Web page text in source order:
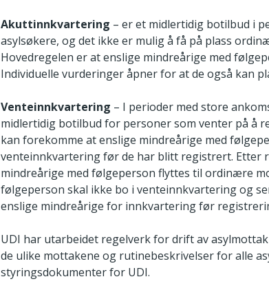
Akuttinnkvartering – er et midlertidig botilbud i
asylsøkere, og det ikke er mulig å få på plass
Hovedregelen er at enslige mindreårige med
Individuelle vurderinger åpner for at de også kan
Venteinnkvartering – I perioder med store
midlertidig botilbud for personer som venter på å
kan forekomme at enslige mindreårige med
venteinnkvartering før de har blitt registrert. Etter
mindreårige med følgeperson flyttes til ordinære
følgeperson skal ikke bo i venteinnkvartering og
enslige mindreårige for innkvartering før
UDI har utarbeidet regelverk for drift av
de ulike mottakene og rutinebeskrivelser for alle
styringsdokumenter for UDI.